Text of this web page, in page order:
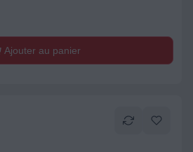
Ajouter au panier